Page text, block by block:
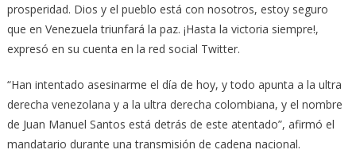
prosperidad. Dios y el pueblo está con nosotros, estoy seguro
que en Venezuela triunfará la paz. ¡Hasta la victoria siempre!,
expresó en su cuenta en la red social Twitter.
“Han intentado asesinarme el día de hoy, y todo apunta a la ultra
derecha venezolana y a la ultra derecha colombiana, y el nombre
de Juan Manuel Santos está detrás de este atentado”, afirmó el
mandatario durante una transmisión de cadena nacional.